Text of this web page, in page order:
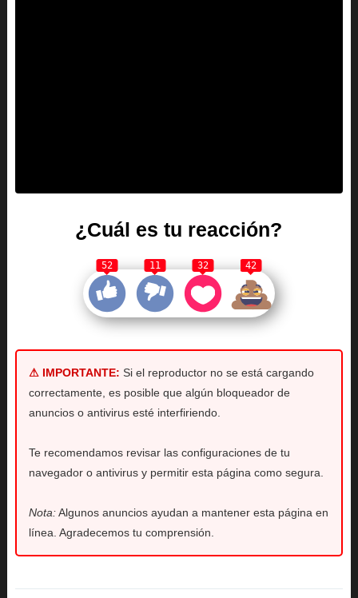
¿Cuál es tu reacción?
52 11 32 42
⚠ IMPORTANTE: Si el reproductor no se está cargando
correctamente, es posible que algún bloqueador de
anuncios o antivirus esté interfiriendo.
Te recomendamos revisar las configuraciones de tu
navegador o antivirus y permitir esta página como segura.
Nota:Algunos anuncios ayudan a mantener esta página en
línea. Agradecemos tu comprensión.